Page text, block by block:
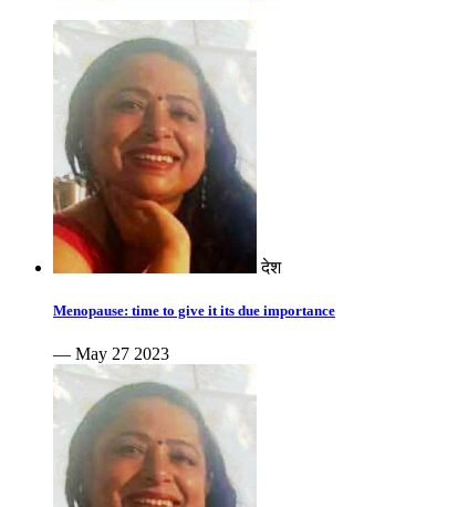
देश
Menopause: time to give it its due importance
— May 27 2023